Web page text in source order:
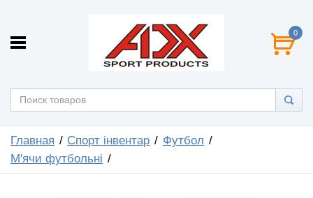
0
Главная Спорт інвентар
Футбол
М'ячи футбольнi